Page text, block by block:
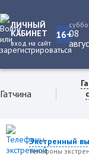
ЛИЧНЫЙ
КАБИНЕТ
вход на сайт
16+08
Гатчина
Экстренный
Телефоны